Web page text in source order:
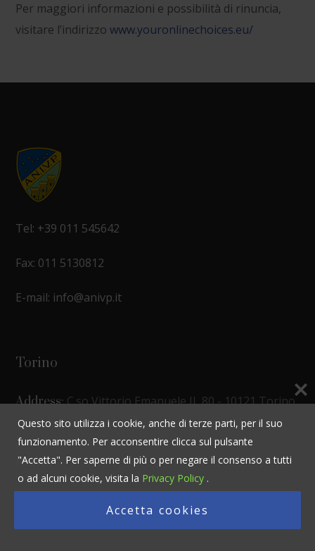
Per maggiori informazioni e possibilità di rinuncia,
visitare l’indirizzowww.youronlinechoices.eu/
Tel: +39 011 545642
Fax: 011 5130812
E-mail: info@anivp.it
Torino
Address:C.so Vittorio Emanuele II, 80 - 10121 Torino
Roma
Questo sito utilizza i cookie, anche di terze parti, per il suo
funzionamento. Per acconsentire clicca sul pulsante
"Accetta". Per saperne di più o per negare il consenso a tutti
o ad alcuni cookie, visita la Privacy Policy .
Accetta cookies